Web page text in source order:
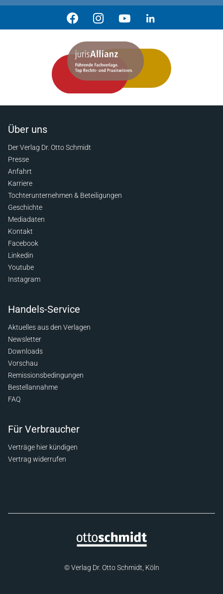
Über uns
Der Verlag Dr. Otto Schmidt
Presse
Anfahrt
Karriere
Tochterunternehmen & Beteiligungen
Geschichte
Mediadaten
Kontakt
Facebook
Linkedin
Youtube
Instagram
Handels-Service
Aktuelles aus den Verlagen
Newsletter
Downloads
Vorschau
Remissionsbedingungen
Bestellannahme
FAQ
Für Verbraucher
Verträge hier kündigen
Vertrag widerrufen
© Verlag Dr. Otto Schmidt, Köln